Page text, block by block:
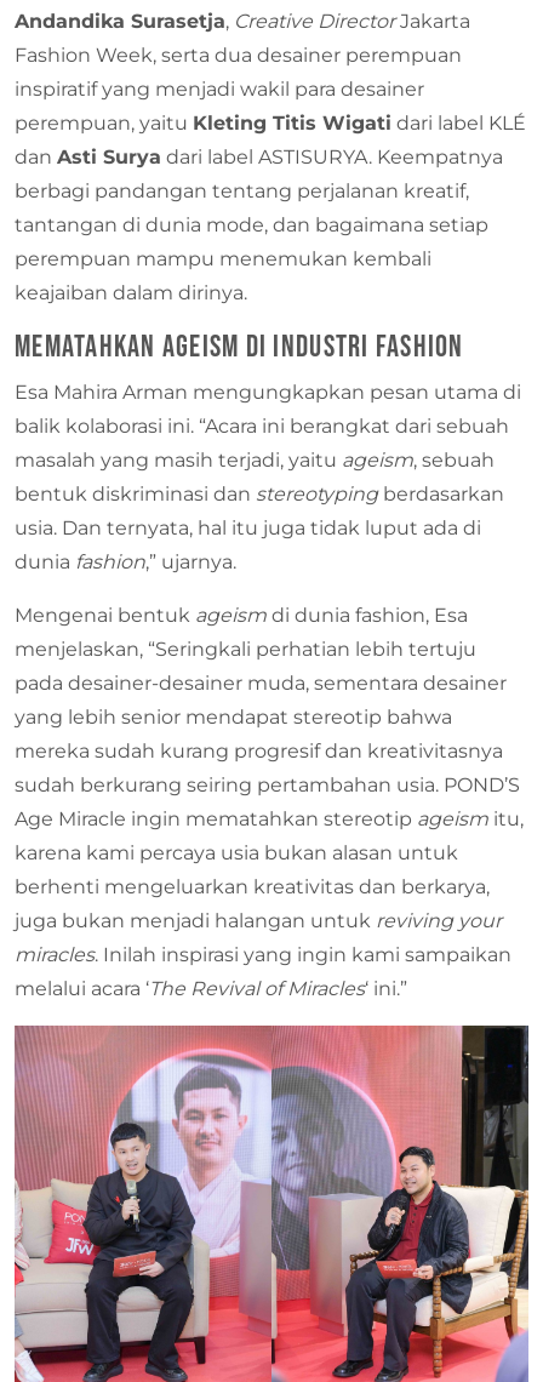
Andandika Surasetja, Creative DirectorJakarta
Fashion Week, serta dua desainer perempuan
inspiratif yang menjadi wakil para desainer
perempuan, yaitu Kleting Titis Wigati dari label KLÉ
dan Asti Surya dari label ASTISURYA. Keempatnya
berbagi pandangan tentang perjalanan kreatif,
tantangan di dunia mode, dan bagaimana setiap
perempuan mampu menemukan kembali
keajaiban dalam dirinya.
Mematahkan Ageism di Industri Fashion
Esa Mahira Arman mengungkapkan pesan utama di
balik kolaborasi ini. “Acara ini berangkat dari sebuah
masalah yang masih terjadi, yaitu ageism, sebuah
bentuk diskriminasi dan stereotyping berdasarkan
usia. Dan ternyata, hal itu juga tidak luput ada di
dunia fashion,” ujarnya.
Mengenai bentuk ageism di dunia fashion, Esa
menjelaskan, “Seringkali perhatian lebih tertuju
pada desainer-desainer muda, sementara desainer
yang lebih senior mendapat stereotip bahwa
mereka sudah kurang progresif dan kreativitasnya
sudah berkurang seiring pertambahan usia. POND’S
Age Miracle ingin mematahkan stereotip ageism itu,
karena kami percaya usia bukan alasan untuk
berhenti mengeluarkan kreativitas dan berkarya,
juga bukan menjadi halangan untuk reviving your
miracles. Inilah inspirasi yang ingin kami sampaikan
melalui acara ‘The Revival of Miracles‘ ini.”